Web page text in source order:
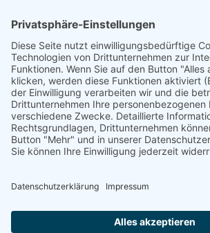
Pharma und Healthcare
Technologie
Film & Fernsehen
Weitere Links
Offene Stellen